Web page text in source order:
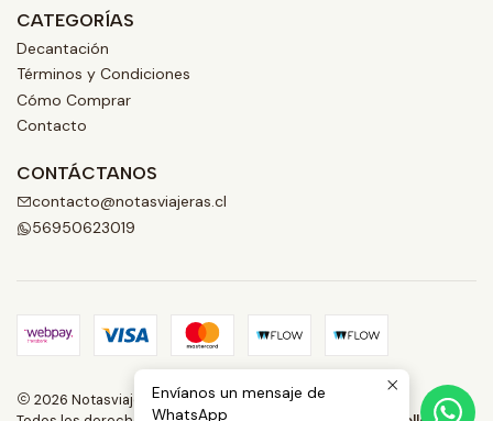
CATEGORÍAS
Decantación
Términos y Condiciones
Cómo Comprar
Contacto
CONTÁCTANOS
contacto@notasviajeras.cl
56950623019
2026 Notasviajeras.CL.Envíanos un mensaje de
WhatsApp